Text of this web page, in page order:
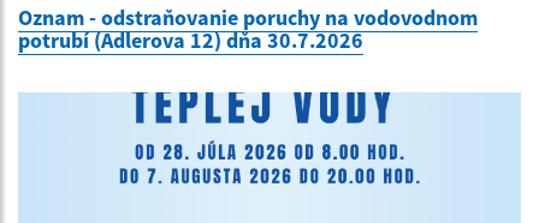
Oznam - odstraňovanie poruchy na vodovodnom
potrubí (Adlerova 12) dňa 30.7.2026